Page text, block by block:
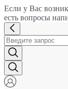
Если у Вас
есть вопросы